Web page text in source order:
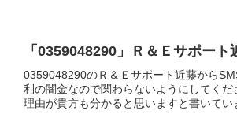
「0359048290」Ｒ＆Ｅサポート
0359048290のＲ＆Ｅサポート近藤から
利の闇金なので関わらないようにしてく
理由が貴方も分かると思いますと書いてい